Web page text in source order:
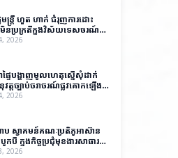
មន្ត្រី ហួត ហាក់ ជំរុញការដោះ
នប្រក្រតីក្នុងវិស័យទេសចរណ៍
ពស់ប្រសិទ្ធភាពការងារ និងការ
2026
ទៃបង្ហាញមូលហេតុស្នើសុំដាក់
វត្តច្បាប់ចរាចរណ៍ផ្លូវគោកឡើង
2026
ាប ស្វាគមន៍គណៈប្រតិភូអាស៊ាន
បី ក្នុងកិច្ចប្រជុំមុខងារសាធារណៈ
ពីអភិបាលកិច្ចល្អ
2026